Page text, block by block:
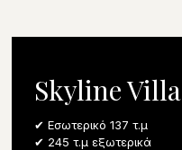
Skyline Villa
✔ Εσωτερικό 137 τ.μ
✔ 245 τ.μ εξωτερικά